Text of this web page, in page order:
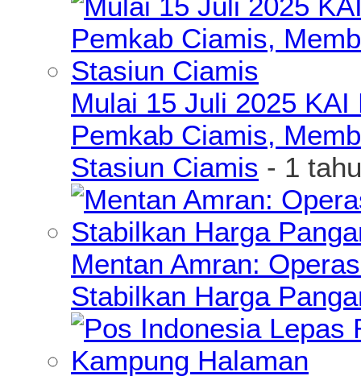
Mulai 15 Juli 2025
Pemkab Ciamis,
Stasiun Ciamis - 1
Mentan Amran:
Stabilkan Harga